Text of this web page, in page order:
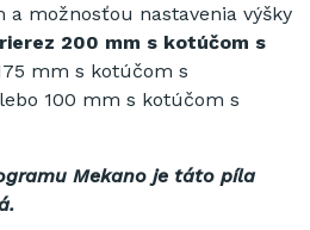
a možnosťou nastavenia výšky
200 mm s kotúčom s
mm s kotúčom s
100 mm s kotúčom s
Mekano je táto píla